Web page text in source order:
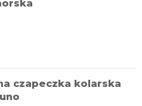
czapeczka kolarska